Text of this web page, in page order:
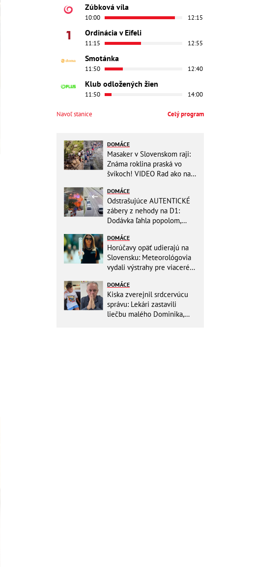
Zúbková víla
10:00 12:15
Ordinácia v Eifeli
11:15 12:55
Smotánka
11:50 12:40
Klub odložených žien
11:50 14:00
Navoľ stanice Celý program
DOMÁCE
Masaker v Slovenskom raji:
Známa roklina praská vo
švíkoch! VIDEO Rad ako na
DOMÁCE
Odstrašujúce AUTENTICKÉ
zábery z nehody na D1:
Dodávka ľahla popolom,
zachraňoval vrtuľník
DOMÁCE
Horúčavy opäť udierajú na
Slovensku: Meteorológovia
vydali výstrahy pre viaceré
DOMÁCE
Kiska zverejnil srdcervúcu
správu: Lekári zastavili
liečbu malého Dominika,